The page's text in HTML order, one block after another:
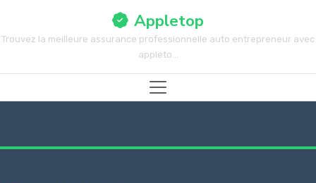
Appletop
Trouvez la meilleure assurance professionnelle auto entrepreneur avec
appleto...